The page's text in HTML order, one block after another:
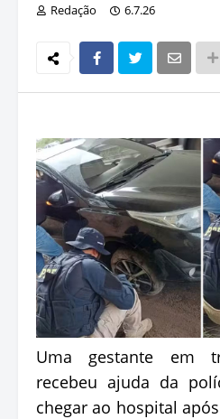
Redação 6.7.26
Uma gestante em
recebeu ajuda da
chegar ao hospital